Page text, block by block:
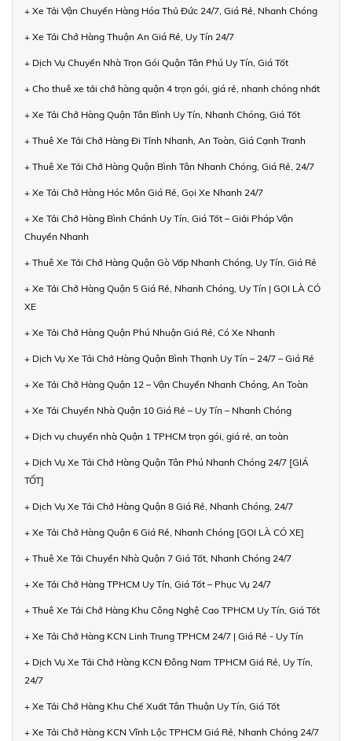
+ Xe Tải Vận Chuyển Hàng Hóa Thủ Đức 24/7, Giá Rẻ, Nhanh Chóng
+ Xe Tải Chở Hàng Thuận An Giá Rẻ, Uy Tín 24/7
+ Dịch Vụ Chuyển Nhà Trọn Gói Quận Tân Phú Uy Tín, Giá Tốt
+ Cho thuê xe tải chở hàng quận 4 trọn gói, giá rẻ, nhanh chóng nhất
+ Xe Tải Chở Hàng Quận Tân Bình Uy Tín, Nhanh Chóng, Giá Tốt
+ Thuê Xe Tải Chở Hàng Đi Tỉnh Nhanh, An Toàn, Giá Cạnh Tranh
+ Thuê Xe Tải Chở Hàng Quận Bình Tân Nhanh Chóng, Giá Rẻ, 24/7
+ Xe Tải Chở Hàng Hóc Môn Giá Rẻ, Gọi Xe Nhanh 24/7
+ Xe Tải Chở Hàng Bình Chánh Uy Tín, Giá Tốt – Giải Pháp Vận
Chuyển Nhanh
+ Thuê Xe Tải Chở Hàng Quận Gò Vấp Nhanh Chóng, Uy Tín, Giá Rẻ
+ Xe Tải Chở Hàng Quận 5 Giá Rẻ, Nhanh Chóng, Uy Tín | GỌI LÀ CÓ
XE
+ Xe Tải Chở Hàng Quận Phú Nhuận Giá Rẻ, Có Xe Nhanh
+ Dịch Vụ Xe Tải Chở Hàng Quận Bình Thạnh Uy Tín – 24/7 – Giá Rẻ
+ Xe Tải Chở Hàng Quận 12 – Vận Chuyển Nhanh Chóng, An Toàn
+ Xe Tải Chuyển Nhà Quận 10 Giá Rẻ – Uy Tín – Nhanh Chóng
+ Dịch vụ chuyển nhà Quận 1 TPHCM trọn gói, giá rẻ, an toàn
+ Dịch Vụ Xe Tải Chở Hàng Quận Tân Phú Nhanh Chóng 24/7 [GIÁ
TỐT]
+ Dịch Vụ Xe Tải Chở Hàng Quận 8 Giá Rẻ, Nhanh Chóng, 24/7
+ Xe Tải Chở Hàng Quận 6 Giá Rẻ, Nhanh Chóng [GỌI LÀ CÓ XE]
+ Thuê Xe Tải Chuyển Nhà Quận 7 Giá Tốt, Nhanh Chóng 24/7
+ Xe Tải Chở Hàng TPHCM Uy Tín, Giá Tốt – Phục Vụ 24/7
+ Thuê Xe Tải Chở Hàng Khu Công Nghệ Cao TPHCM Uy Tín, Giá Tốt
+ Xe Tải Chở Hàng KCN Linh Trung TPHCM 24/7 | Giá Rẻ - Uy Tín
+ Dịch Vụ Xe Tải Chở Hàng KCN Đông Nam TPHCM Giá Rẻ, Uy Tín,
24/7
+ Xe Tải Chở Hàng Khu Chế Xuất Tân Thuận Uy Tín, Giá Tốt
+ Xe Tải Chở Hàng KCN Vĩnh Lộc TPHCM Giá Rẻ, Nhanh Chóng 24/7